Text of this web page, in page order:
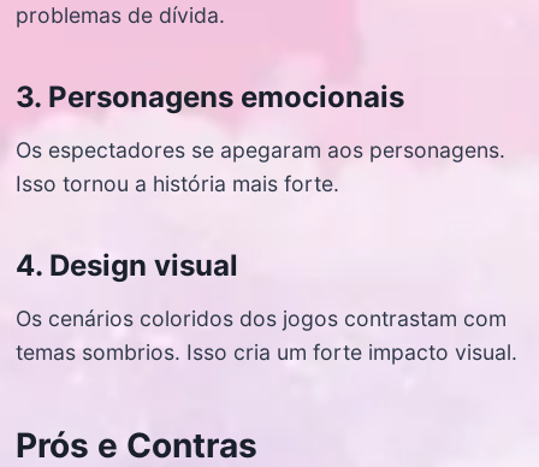
problemas de dívida.
3. Personagens emocionais
Os espectadores se apegaram aos personagens.
Isso tornou a história mais forte.
4. Design visual
Os cenários coloridos dos jogos contrastam com
temas sombrios. Isso cria um forte impacto visual.
Prós e Contras